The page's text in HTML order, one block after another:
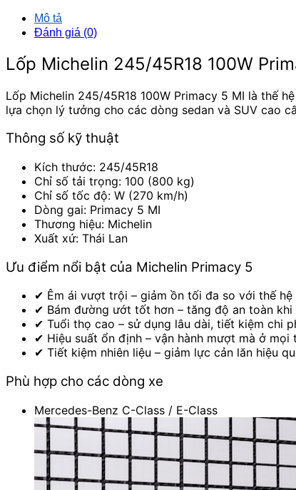
Mô tả
Đánh giá (0)
Lốp Michelin 245/45R18 100W
Lốp Michelin 245/45R18 100W Primacy 5 MI là thế
lựa chọn lý tưởng cho các dòng sedan và SUV cao
Thông số kỹ thuật
Kích thước: 245/45R18
Chỉ số tải trọng: 100 (800 kg)
Chỉ số tốc độ: W (270 km/h)
Dòng gai: Primacy 5 MI
Thương hiệu: Michelin
Xuất xứ: Thái Lan
Ưu điểm nổi bật của Michelin Primacy 5
✔ Êm ái vượt trội – giảm ồn tối đa so với thế
✔ Bám đường ướt tốt hơn – tăng độ an toàn khi
✔ Tuổi thọ cao – sử dụng lâu dài, tiết kiệm chi
✔ Hiệu suất ổn định – vận hành mượt mà ở mọi
✔ Tiết kiệm nhiên liệu – giảm lực cản lăn hiệu
Phù hợp cho các dòng xe
Mercedes-Benz C-Class / E-Class